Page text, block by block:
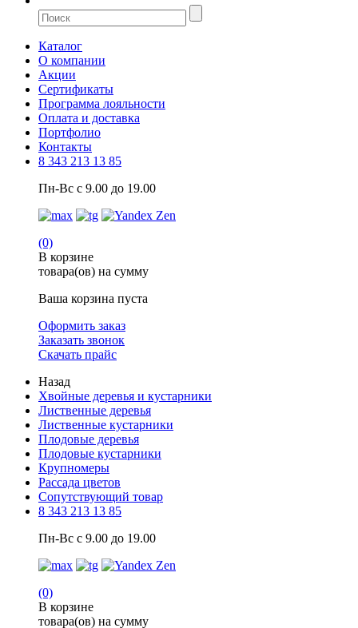
Каталог
О компании
Акции
Сертификаты
Программа лояльности
Оплата и доставка
Портфолио
Контакты
8 343 213 13 85
Пн-Вс с 9.00 до 19.00
(0)
В корзине
товара(ов) на сумму
Ваша корзина пуста
Оформить заказ
Заказать звонок
Скачать прайс
Назад
Хвойные деревья и кустарники
Лиственные деревья
Лиственные кустарники
Плодовые деревья
Плодовые кустарники
Крупномеры
Рассада цветов
Сопутствующий товар
8 343 213 13 85
Пн-Вс с 9.00 до 19.00
(0)
В корзине
товара(ов) на сумму